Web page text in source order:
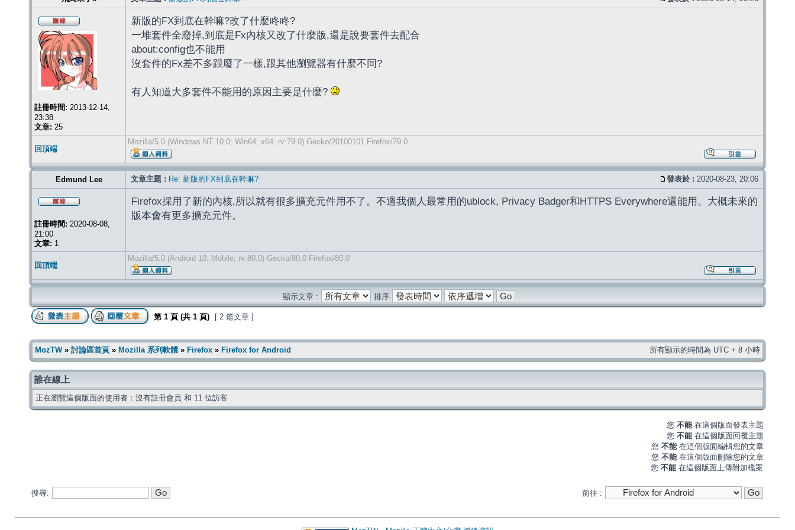
註冊時間: 2013-12-14,
23:38
文章: 25
新版的FX到底在幹嘛?改了什麼咚咚?
一堆套件全廢掉,到底是Fx內核又改了什麼版,還是說要套件去配合
about:config也不能用
沒套件的Fx差不多跟廢了一樣,跟其他瀏覽器有什麼不同?
有人知道大多套件不能用的原因主要是什麼?
回頂端
Mozilla/5.0 (Windows NT 10.0; Win64; x64; rv:79.0) Gecko/20100101 Firefox/79.0
Edmund Lee 文章主題 : Re: 新版的FX到底在幹嘛? 發表於 : 2020-08-23, 20:06
註冊時間: 2020-08-08,
21:00
文章: 1
Firefox採用了新的內核,所以就有很多擴充元件用不了。不過我個人最常用的ublock, Privacy Badger和HTTPS Everywhere還能用。大概未來的
版本會有更多擴充元件。
回頂端
Mozilla/5.0 (Android 10; Mobile; rv:80.0) Gecko/80.0 Firefox/80.0
顯示文章 : 排序
第 1 頁 (共 1 頁) [ 2 篇文章 ]
MozTW» 討論區首頁 » Mozilla 系列軟體 » Firefox » Firefox for Android 所有顯示的時間為 UTC + 8 小時
誰在線上
正在瀏覽這個版面的使用者：沒有註冊會員 和 11 位訪客
您 不能 在這個版面發表主題
您 不能 在這個版面回覆主題
您 不能 在這個版面編輯您的文章
您 不能 在這個版面刪除您的文章
您 不能 在這個版面上傳附加檔案
搜尋: 前往 :